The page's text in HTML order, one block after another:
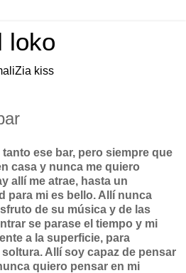
loko
kiss
ese bar, pero siempre que
casa y nunca me quiero
allí me atrae, hasta un
para mi es bello. Allí nunca
de su música y de las
se parase el tiempo y mi
a la superficie, para
Allí soy capaz de pensar
quiero pensar en mi